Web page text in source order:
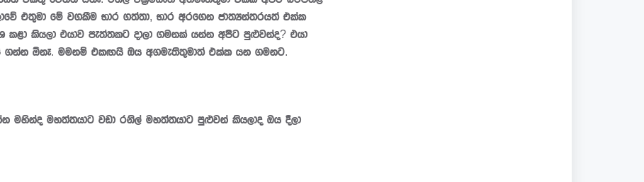
එතුමා මේ වගකීම භාර ගත්තා, භාර අරගෙන ජාත්‍යන්තරයත් එක්ක
කළා කියලා එයාව පැත්තකට දාලා ගමනක් යන්න අපිට පුළුවන්ද? එයා
ගන්න ඕනෑ. මමනම් එකඟයි ඔය අගමැතිතුමාත් එක්ක යන ගමනට.
මහත්තයාට වඩා රනිල් මහත්තයාට පුළුවන් කියලාද ඔය දීලා